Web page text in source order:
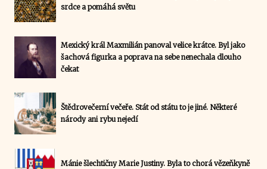
srdce a pomáhá světu
Mexický král Maxmilián panoval velice krátce. Byl jako
šachová figurka a poprava na sebe nenechala dlouho
čekat
Štědrovečerní večeře. Stát od státu to je jiné. Některé
národy ani rybu nejedí
Mánie šlechtičny Marie Justiny. Byla to chorá vězeňkyně